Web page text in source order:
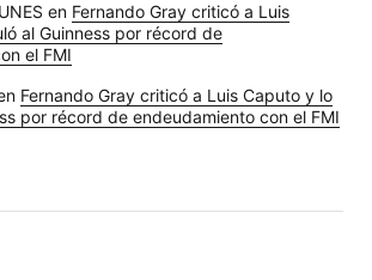
en Fernando Gray criticó a Luis
al Guinness por récord de
el FMI
Fernando Gray criticó a Luis Caputo y lo
por récord de endeudamiento con el FMI